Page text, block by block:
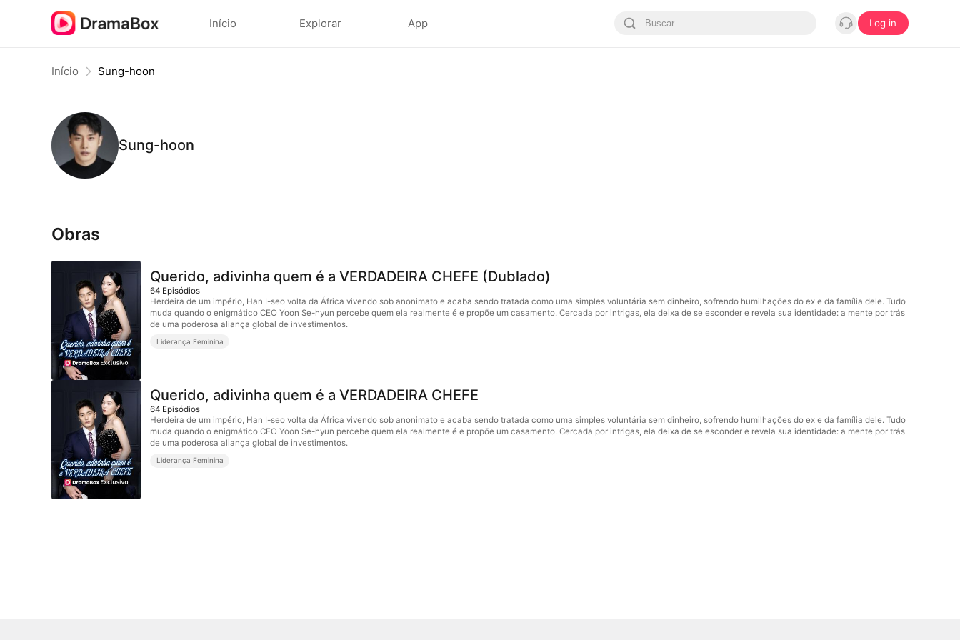
Início Explorar App Log in
Início Sung-hoon
Sung-hoon
Obras
Querido, adivinha quem é a VERDADEIRA CHEFE (Dublado)
64 Episódios
Herdeira de um império, Han I-seo volta da África vivendo sob anonimato e acaba sendo tratada como uma simples voluntária sem dinheiro, sofrendo humilhações do ex e da família dele. Tudo
muda quando o enigmático CEO Yoon Se-hyun percebe quem ela realmente é e propõe um casamento. Cercada por intrigas, ela deixa de se esconder e revela sua identidade: a mente por trás
de uma poderosa aliança global de investimentos.
Liderança Feminina
Querido, adivinha quem é a VERDADEIRA CHEFE
64 Episódios
Herdeira de um império, Han I-seo volta da África vivendo sob anonimato e acaba sendo tratada como uma simples voluntária sem dinheiro, sofrendo humilhações do ex e da família dele. Tudo
muda quando o enigmático CEO Yoon Se-hyun percebe quem ela realmente é e propõe um casamento. Cercada por intrigas, ela deixa de se esconder e revela sua identidade: a mente por trás
de uma poderosa aliança global de investimentos.
Liderança Feminina